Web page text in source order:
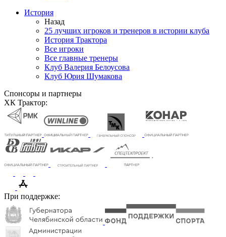
История
Назад
25 лучших игроков и тренеров в истории клуба
История Трактора
Все игроки
Все главные тренеры
Клуб Валерия Белоусова
Клуб Юрия Шумакова
Спонсоры и партнеры
ХК Трактор:
При поддержке: